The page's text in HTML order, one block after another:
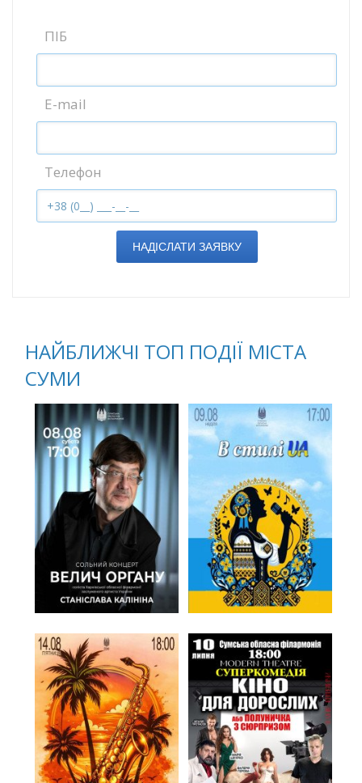
ПІБ
E-mail
Телефон
НАДІСЛАТИ ЗАЯВКУ
НАЙБЛИЖЧІ ТОП ПОДІЇ МІСТА
СУМИ